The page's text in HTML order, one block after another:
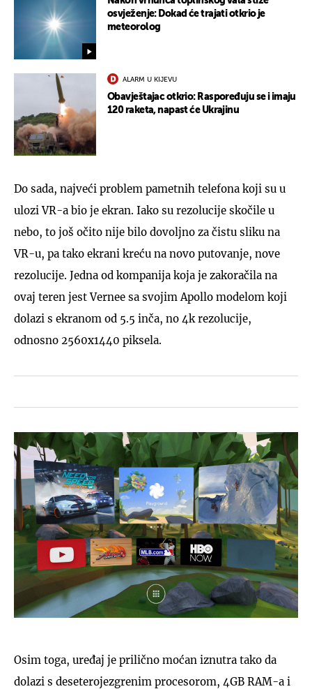
osvježenje: Dokad će trajati otkrio je
meteorolog
ALARM U KIJEVU
Obavještajac otkrio: Raspoređuju se i imaju
120 raketa, napast će Ukrajinu
Do sada, najveći problem pametnih telefona koji su u
ulozi VR-a bio je ekran. Iako su rezolucije skočile u
nebo, to još očito nije bilo dovoljno za čistu sliku na
VR-u, pa tako ekrani kreću na novo putovanje, nove
rezolucije. Jedna od kompanija koja je zakoračila na
ovaj teren jest Vernee sa svojim Apollo modelom koji
dolazi s ekranom od 5.5 inča, no 4k rezolucije,
odnosno 2560x1440 piksela.
Osim toga, uređaj je prilično moćan iznutra tako da
dolazi s deseterojezgrenim procesorom, 4GB RAM-a i